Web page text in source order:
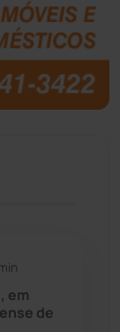
(7679)
(31953)
(120)
em
de